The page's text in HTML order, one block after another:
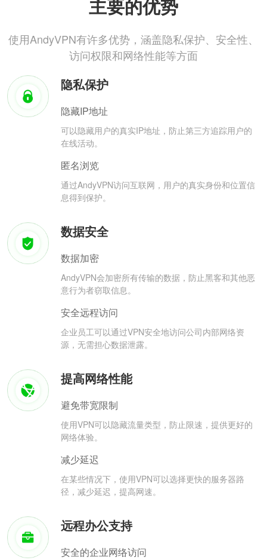
主要的优势
使用AndyVPN有许多优势，涵盖隐私保护、安全性、
访问权限和网络性能等方面
隐私保护
隐藏IP地址
可以隐藏用户的真实IP地址，防止第三方追踪用户的
在线活动。
匿名浏览
通过AndyVPN访问互联网，用户的真实身份和位置信
息得到保护。
数据安全
数据加密
AndyVPN会加密所有传输的数据，防止黑客和其他恶
意行为者窃取信息。
安全远程访问
企业员工可以通过VPN安全地访问公司内部网络资
源，无需担心数据泄露。
提高网络性能
避免带宽限制
使用VPN可以隐藏流量类型，防止限速，提供更好的
网络体验。
减少延迟
在某些情况下，使用VPN可以选择更快的服务器路
径，减少延迟，提高网速。
远程办公支持
安全的企业网络访问